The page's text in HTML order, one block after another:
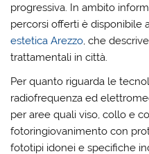
progressiva. In ambito
percorsi offerti è disponibile
estetica Arezzo, che
trattamentali in città.
Per quanto riguarda le
radiofrequenza ed
per aree quali viso, collo e
fotoringiovanimento con
fototipi idonei e specifiche